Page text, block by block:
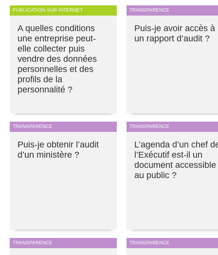
PUBLICATION SUR INTERNET
A quelles conditions
une entreprise peut-
elle collecter puis
vendre des données
personnelles et des
profils de la
personnalité ?
TRANSPARENCE
Puis-je avoir accès à
un rapport d’audit ?
TRANSPARENCE
Puis-je obtenir l’audit
d’un ministère ?
TRANSPARENCE
L’agenda d’un chef
l’Exécutif est-il un
document accessible
au public ?
TRANSPARENCE TRANSPARENCE